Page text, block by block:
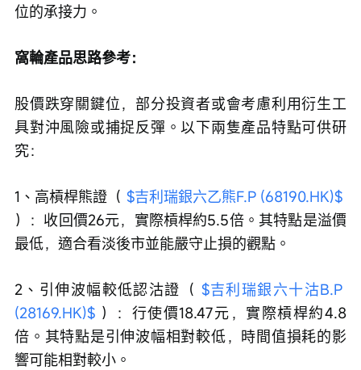
位的承接力。
窩輪產品思路參考：
股價跌穿關鍵位，部分投資者或會考慮利用衍生工
具對沖風險或捕捉反彈。以下兩隻產品特點可供研
究：
1、高槓桿熊證（ $吉利瑞銀六乙熊F.P (68190.HK)$
）：收回價26元，實際槓桿約5.5倍。其特點是溢價
最低，適合看淡後市並能嚴守止損的觀點。
2、引伸波幅較低認沽證（ $吉利瑞銀六十沽B.P
(28169.HK)$ ）：行使價18.47元，實際槓桿約4.8
倍。其特點是引伸波幅相對較低，時間值損耗的影
響可能相對較小。